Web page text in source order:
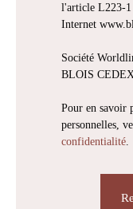
l'article L223-1
Internet
Société
BLOIS CEDEX.
Pour en savoir
personnelles,
confidentialité